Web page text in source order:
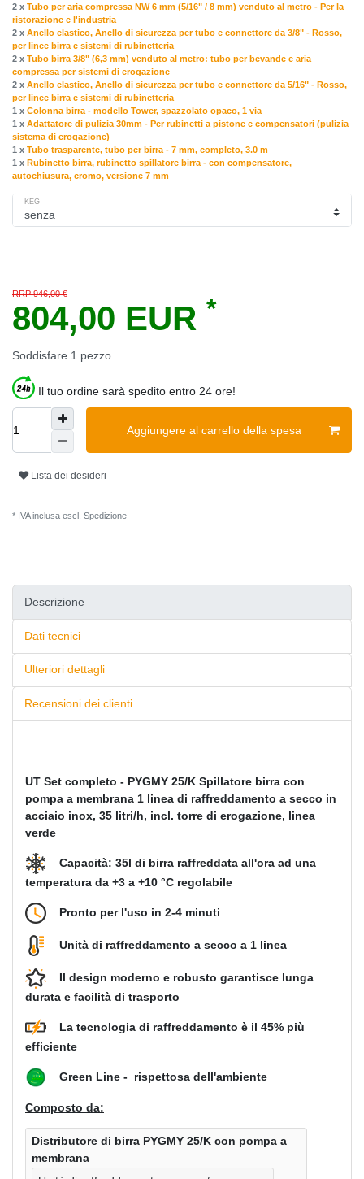
2 x Tubo per aria compressa NW 6 mm (5/16" / 8 mm) venduto al metro - Per la
ristorazione e l'industria
2 x Anello elastico, Anello di sicurezza per tubo e connettore da 3/8" - Rosso,
per linee birra e sistemi di rubinetteria
2 x Tubo birra 3/8" (6,3 mm) venduto al metro: tubo per bevande e aria
compressa per sistemi di erogazione
2 x Anello elastico, Anello di sicurezza per tubo e connettore da 5/16" - Rosso,
per linee birra e sistemi di rubinetteria
1 x Сolonna birra - modello Tower, spazzolato opaco, 1 via
1 x Adattatore di pulizia 30mm - Per rubinetti a pistone e compensatori (pulizia
sistema di erogazione)
1 x Tubo trasparente, tubo per birra - 7 mm, completo, 3.0 m
1 x Rubinetto birra, rubinetto spillatore birra - con compensatore,
autochiusura, cromo, versione 7 mm
KEG
RRP 946,00 €
804,00 EUR *
Soddisfare 1 pezzo
Il tuo ordine sarà spedito entro 24 ore!
Aggiungere al carrello della spesa
Lista dei desideri
* IVA inclusa escl. Spedizione
Descrizione
Dati tecnici
Ulteriori dettagli
Recensioni dei clienti
UT Set completo - PYGMY 25/K Spillatore birra con
pompa a membrana 1 linea di raffreddamento a secco in
acciaio inox, 35 litri/h, incl. torre di erogazione, linea
verde
Capacità: 35l di birra raffreddata all'ora ad una
temperatura da +3 a +10 °C regolabile
Pronto per l'uso in 2-4 minuti
Unità di raffreddamento a secco a 1 linea
Il design moderno e robusto garantisce lunga
durata e facilità di trasporto
La tecnologia di raffreddamento è il 45% più
efficiente
Green Line - rispettosa dell'ambiente
Composto da:
Distributore di birra PYGMY 25/K con pompa a
membrana